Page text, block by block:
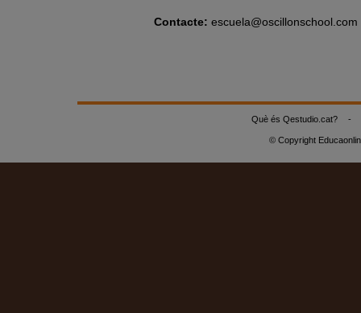
Contacte: escuela@oscillonschool.com
Què és Qestudio.cat? -
© Copyright